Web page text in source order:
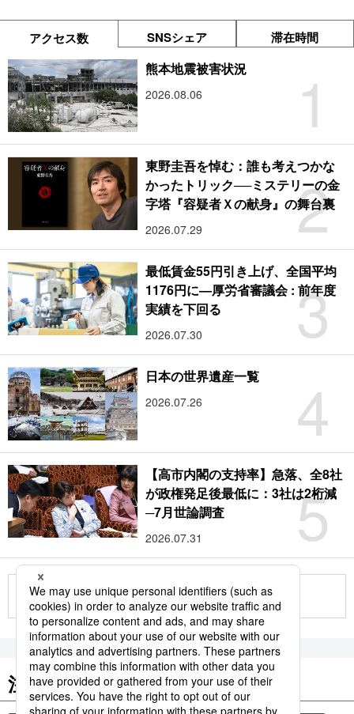
アクセス数 SNSシェア 滞在時間
1
熊本地震被害状況
2026.08.06
2
東野圭吾を悼む：誰も考えつかな
かったトリック──ミステリーの金
字塔『容疑者Ｘの献身』の舞台裏
2026.07.29
3
最低賃金55円引き上げ、全国平均
1176円に―厚労省審議会 : 前年度
実績を下回る
2026.07.30
4
日本の世界遺産一覧
2026.07.26
5
【高市内閣の支持率】急落、全8社
が政権発足後最低に：3社は2桁減
─7月世論調査
2026.07.31
もっと見る
注目のキーワード